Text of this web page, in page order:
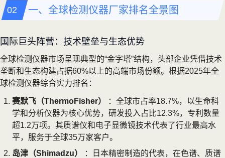
一、全球检测仪器厂家排名全景图
国际巨头阵营：技术壁垒与生态优势
全球检测仪器市场呈现典型的“金字塔”结构，头部企业凭借技术
垄断和生态构建占据60%以上的高端市场份额。根据2025年全
球检测仪器综合实力排名：
赛默飞（ThermoFisher）
：全球市占率18.7%，以生命科
学和分析仪器为核心优势，研发投入占比12.3%，专利数量
超1.2万项。其质谱仪和电子显微镜技术代表了行业最高水
平，服务于全球35万家客户。
岛津（Shimadzu）
：日本精密制造的代表，在色谱、质谱